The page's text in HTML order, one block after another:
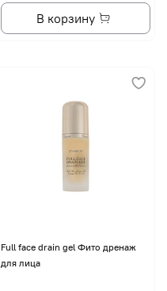
В корзину
Full face drain gel Фито дренаж
для лица